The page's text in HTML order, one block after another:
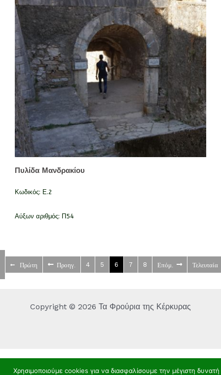
Πυλίδα Μανδρακίου
Κωδικός: Ε.2
Αύξων αριθμός: Π54
Πρώτη Προηγ. 4 5 6 7 8 Επόμ. Τελευταία
Copyright © 2026 Τα Φρούρια της Κέρκυρας
Χρησιμοποιούμε cookies για να διασφαλίσουμε την μέγιστη δυνατή